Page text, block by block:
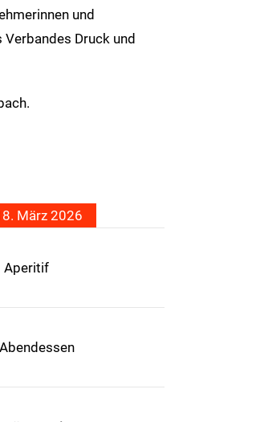
und
Druck und
März 2026
Aperitif